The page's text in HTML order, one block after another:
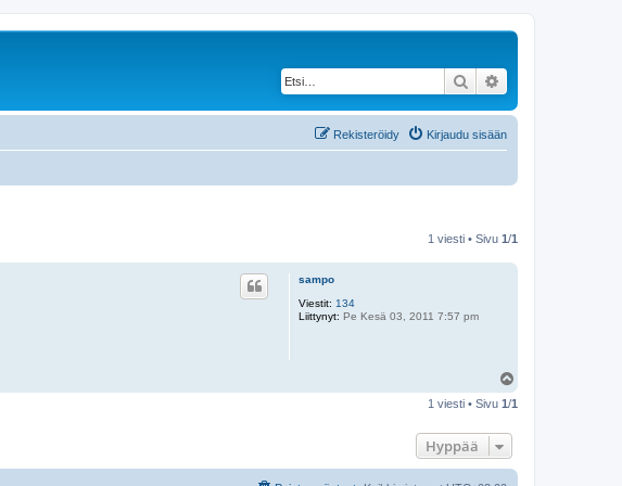
Etsi
Kirjaudu sisään
Rekisteröidy
1 viesti • Sivu 1/1
sampo
Viestit: 134
Liittynyt: Pe Kesä 03, 2011 7:57 pm
ö
1 viesti • Sivu 1/1
Hyppää